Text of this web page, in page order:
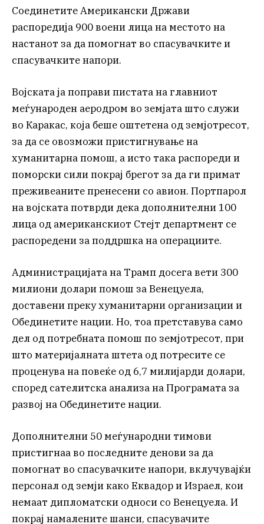
Соединетите Американски Држави
распоредија 900 воени лица на местото на
настанот за да помогнат во спасувачките и
спасувачките напори.
Војската ја поправи пистата на главниот
меѓународен аеродром во земјата што служи
во Каракас, која беше оштетена од земјотресот,
за да се овозможи пристигнување на
хуманитарна помош, а исто така распореди и
поморски сили покрај брегот за да ги примат
преживеаните пренесени со авион. Портпарол
на војската потврди дека дополнителни 100
лица од американскиот Стејт департмент се
распоредени за поддршка на операциите.
Администрацијата на Трамп досега вети 300
милиони долари помош за Венецуела,
доставени преку хуманитарни организации и
Обединетите нации. Но, тоа претставува само
дел од потребната помош по земјотресот, при
што материјалната штета од потресите се
проценува на повеќе од 6,7 милијарди долари,
според сателитска анализа на Програмата за
развој на Обединетите нации.
Дополнителни 50 меѓународни тимови
пристигнаа во последните денови за да
помогнат во спасувачките напори, вклучувајќи
персонал од земји како Еквадор и Израел, кои
немаат дипломатски односи со Венецуела. И
покрај намалените шанси, спасувачите